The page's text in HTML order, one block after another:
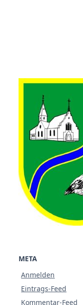
META
Anmelden
Eintrags-Feed
Kommentar-Feed